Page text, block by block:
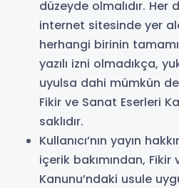
düzeyde olmalıdır. Her
internet sitesinde yer
herhangi birinin
yazılı izni olmadıkça,
uyulsa dahi mümkün
Fikir ve Sanat Eserleri
saklıdır.
Kullanıcı’nın yayın
içerik bakımından, Fikir
Kanunu’ndaki usule